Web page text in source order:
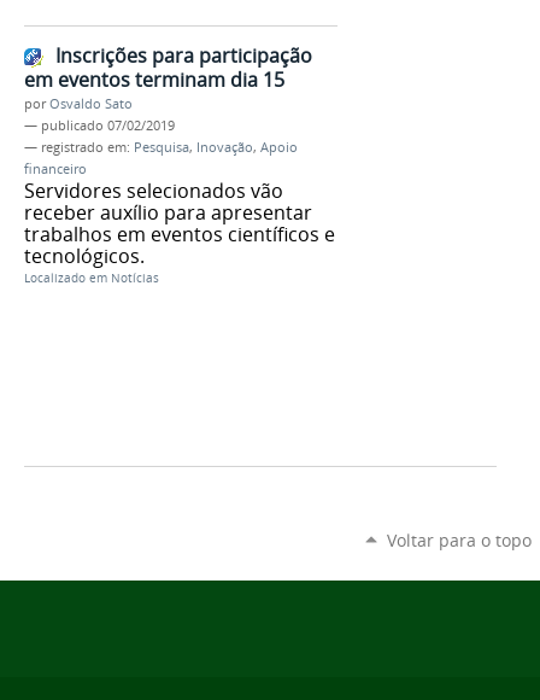
Inscrições para participação
em eventos terminam dia 15
porOsvaldo Sato
— publicado 07/02/2019
— registrado em: Pesquisa, Inovação, Apoio
financeiro
Servidores selecionados vão
receber auxílio para apresentar
trabalhos em eventos científicos e
tecnológicos.
Localizado em Notícias
Voltar para o topo